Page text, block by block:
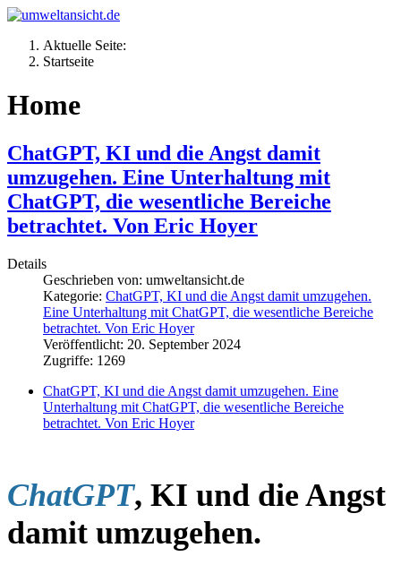
Aktuelle Seite:
Startseite
Home
ChatGPT, KI und die Angst damit
umzugehen. Eine Unterhaltung mit
ChatGPT, die wesentliche Bereiche
betrachtet. Von Eric Hoyer
Details
Geschrieben von: umweltansicht.de
Kategorie: ChatGPT, KI und die Angst damit umzugehen.
Eine Unterhaltung mit ChatGPT, die wesentliche Bereiche
betrachtet. Von Eric Hoyer
Veröffentlicht: 20. September 2024
Zugriffe: 1269
ChatGPT, KI und die Angst damit umzugehen. Eine
Unterhaltung mit ChatGPT, die wesentliche Bereiche
betrachtet. Von Eric Hoyer
ChatGPT, KI und die Angst
damit umzugehen.